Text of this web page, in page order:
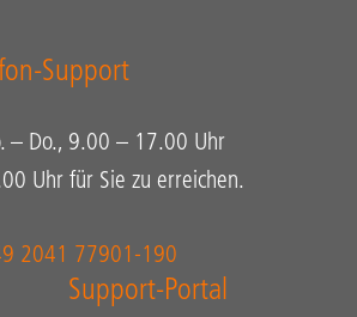
Support
– Do., 9.00 – 17.00 Uhr
Uhr für Sie zu erreichen.
2041 77901-190
Support-Portal